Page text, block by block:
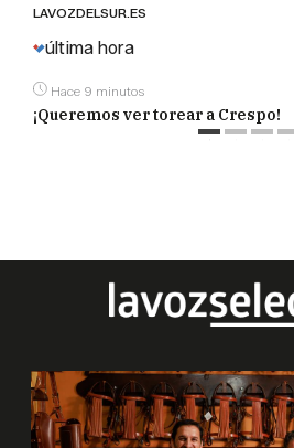
LAVOZDELSUR.ES
última hora
Hace 9 minutos
¡Queremos ver torear a Crespo!